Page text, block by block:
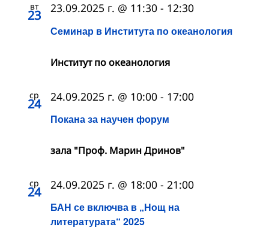
вт
23
Семинар в Института по океанология
23.09.2025 г. @ 11:30 - 12:30
Институт по океанология
ср
24
Покана за научен форум
24.09.2025 г. @ 10:00 - 17:00
зала "Проф. Марин Дринов"
ср
24
БАН се включва в „Нощ на
литературата“ 2025
24.09.2025 г. @ 18:00 - 21:00